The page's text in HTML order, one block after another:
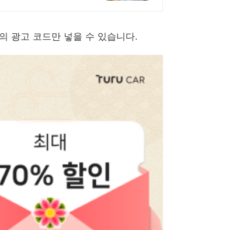
고 코드만 넣을 수 있습니다.